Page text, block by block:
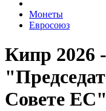
Монеты
Евросоюз
Кипр 2026
Совете ЕС"